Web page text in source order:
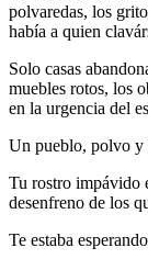
polvaredas, los
había a quien
Solo casas
muebles rotos, los
en la urgencia del
Un pueblo, polvo y
Tu rostro impávido
desenfreno de los
Te estaba